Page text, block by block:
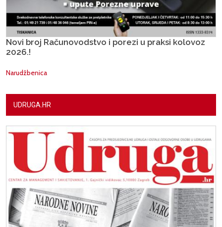
Novi broj Računovodstvo i porezi u praksi kolovoz
2026.!
Narudžbenica
UDRUGA.HR